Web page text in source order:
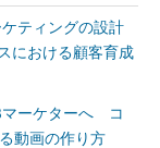
ティングの設計
における顧客育成
マーケターへ コ
動画の作り方